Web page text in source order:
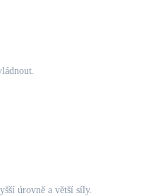
úrovně a větší síly.